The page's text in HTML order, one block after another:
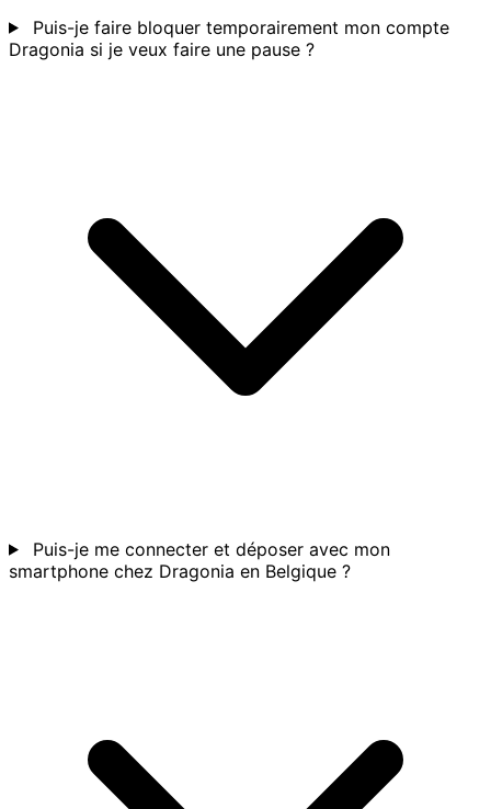
Puis-je faire bloquer temporairement mon compte
Dragonia si je veux faire une pause ?
Puis-je me connecter et déposer avec mon
smartphone chez Dragonia en Belgique ?